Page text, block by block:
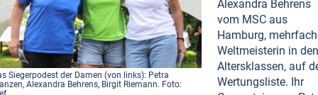
Siegerpodest der Damen (von links): Petra
Alexandra Behrens, Birgit Riemann. Foto:
Alexandra Behrens
vom MSC aus
Hamburg,
Weltmeisterin in den
Altersklassen, auf
Wertungsliste. Ihr